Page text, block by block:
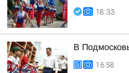
18:33
В
16:58